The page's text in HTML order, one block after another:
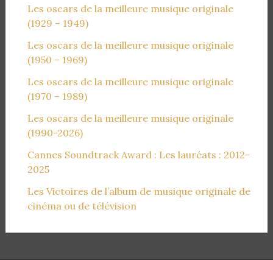
Les oscars de la meilleure musique originale
(1929 – 1949)
Les oscars de la meilleure musique originale
(1950 – 1969)
Les oscars de la meilleure musique originale
(1970 – 1989)
Les oscars de la meilleure musique originale
(1990-2026)
Cannes Soundtrack Award : Les lauréats : 2012-
2025
Les Victoires de l’album de musique originale de
cinéma ou de télévision